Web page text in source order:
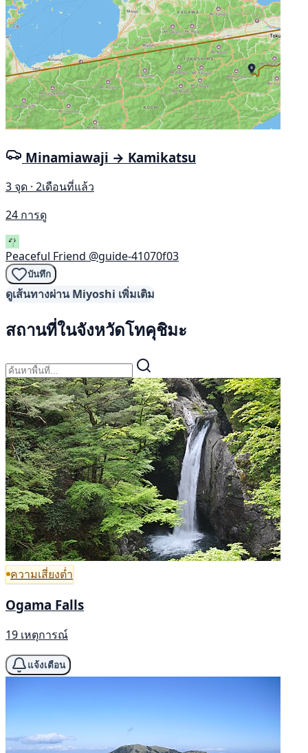
Minamiawaji → Kamikatsu
3 จุด · 2เดือนที่แล้ว
24 การดู
Peaceful Friend @guide-41070f03
บันทึก
ดูเส้นทางผ่าน Miyoshi เพิ่มเติม
สถานที่ในจังหวัดโทคุชิมะ
ความเสี่ยงต่ำ
Ogama Falls
19 เหตุการณ์
แจ้งเตือน